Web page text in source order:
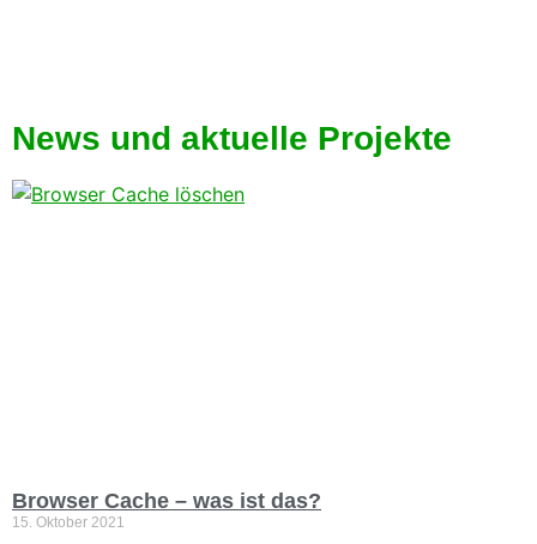
News und aktuelle Projekte
Browser Cache – was ist das?
15. Oktober 2021